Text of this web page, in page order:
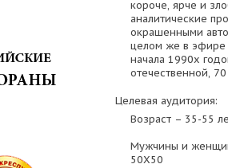
короче, ярче и
аналитические
окрашенными
целом же в эфире
начала 1990х
отечественной,
Целевая аудитория:
Возраст – 35-55
Мужчины и
50Х50